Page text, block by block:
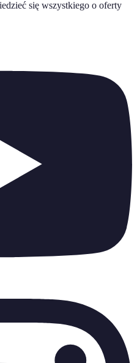
się wszystkiego o oferty